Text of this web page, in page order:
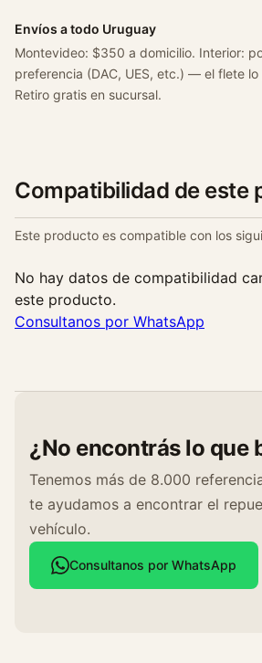
0
t
2
0
a
n
d
d
Envíos a todo Uruguay
Montevideo: $350 a domicilio. Interior:
preferencia (DAC, UES, etc.) — el flete lo
Retiro gratis en sucursal.
Compatibilidad de este
Este producto es compatible con los
No hay datos de compatibilidad
este producto.
Consultanos por WhatsApp
¿No encontrás lo que
Tenemos más de 8.000
te ayudamos a encontrar el
vehículo.
Consultanos por WhatsApp